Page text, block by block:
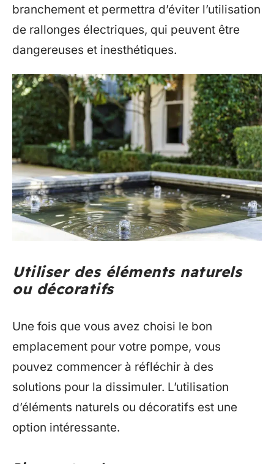
branchement et permettra d’éviter l’utilisation
de rallonges électriques, qui peuvent être
dangereuses et inesthétiques.
Utiliser des éléments naturels
ou décoratifs
Une fois que vous avez choisi le bon
emplacement pour votre pompe, vous
pouvez commencer à réfléchir à des
solutions pour la dissimuler. L’utilisation
d’éléments naturels ou décoratifs est une
option intéressante.